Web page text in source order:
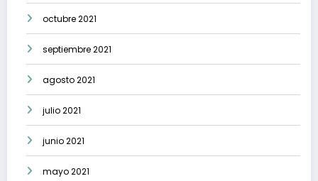
octubre 2021
septiembre 2021
agosto 2021
julio 2021
junio 2021
mayo 2021